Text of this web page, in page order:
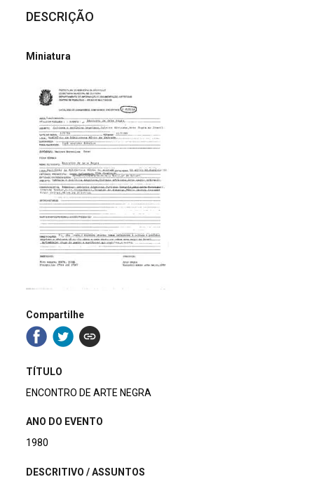
DESCRIÇÃO
Miniatura
Compartilhe
TÍTULO
ENCONTRO DE ARTE NEGRA
ANO DO EVENTO
1980
DESCRITIVO / ASSUNTOS